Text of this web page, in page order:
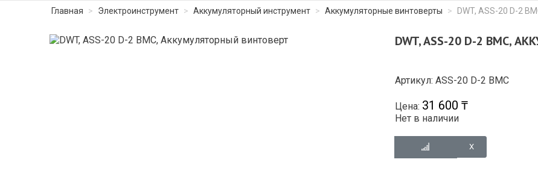
Главная > Электроинструмент > Аккумуляторный инструмент > Аккумуляторные винтоверты > DWT, ASS-20 D-2
DWT, ASS-20 D-2 BMC,
Артикул: ASS-20 D-2 BMC
Цена: 31 600 ₸
Нет в наличии